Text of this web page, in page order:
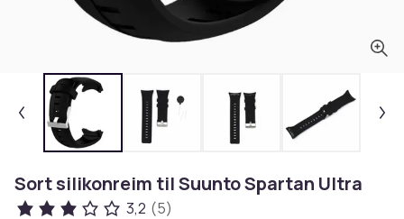
Sort silikonreim til Suunto Spartan Ultra
3,2 (5)